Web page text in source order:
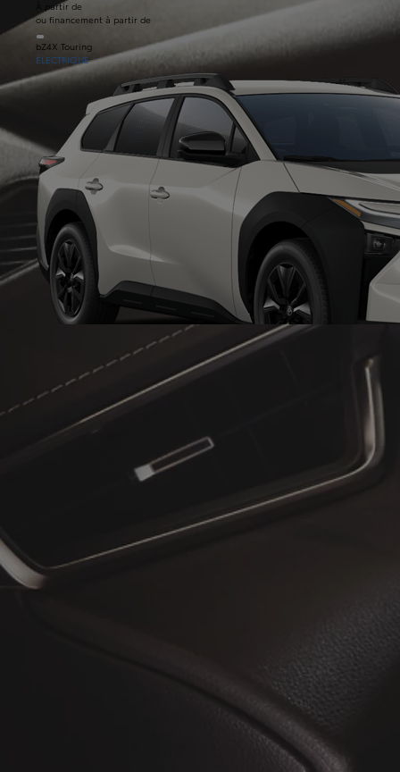
À partir de
ou financement à partir de
bZ4X Touring
ÉLECTRIQUE
À partir de
ou financement à partir de